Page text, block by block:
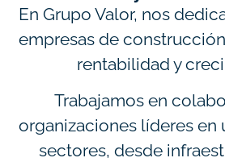
En Grupo Valor, nos
empresas de
rentabilidad y
Trabajamos en
organizaciones líderes en
sectores, desde